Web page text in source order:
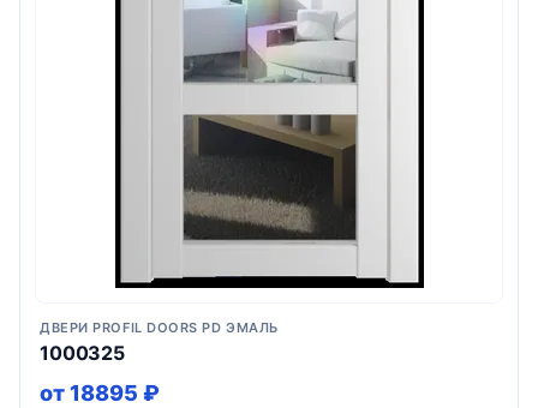
ДВЕРИ PROFIL DOORS PD ЭМАЛЬ
1000325
от 18895 ₽